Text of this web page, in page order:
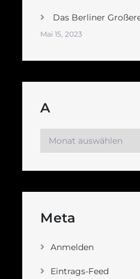
Das Berliner
Mai 15, 2023
A
Meta
Anmelden
Eintrags-Feed